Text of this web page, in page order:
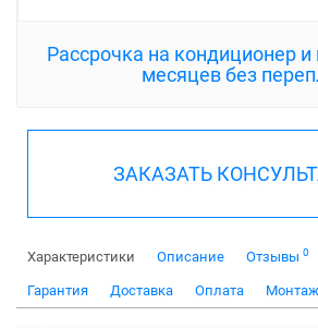
Рассрочка на кондиционер
месяцев без
ЗАКАЗАТЬ
Характеристики Описание Отзывы 0
Гарантия Доставка Оплата Монтаж